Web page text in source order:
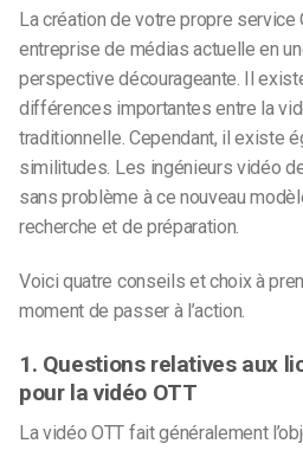
La création de votre propre service
entreprise de médias actuelle en
perspective décourageante. Il
différences importantes entre la
traditionnelle. Cependant, il existe
similitudes. Les ingénieurs vidéo
sans problème à ce nouveau
recherche et de préparation.
Voici quatre conseils et choix à
moment de passer à l’action.
1. Questions relatives aux
pour la vidéo OTT
La vidéo OTT fait généralement